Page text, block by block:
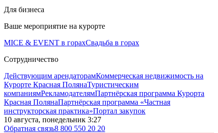
Для бизнеса
Ваше мероприятие на курорте
MICE & EVENT в горахСвадьба в горах
Сотрудничество
Действующим арендаторамКоммерческая недвижимость на
Курорте Красная ПолянаТуристическим
компаниямРекламодателямПартнёрская программа Курорта
Красная ПолянаПартнёрская программа «Частная
инструкторская практика»Портал закупок
10 августа, понедельник 3:27
Обратная связь8 800 550 20 20